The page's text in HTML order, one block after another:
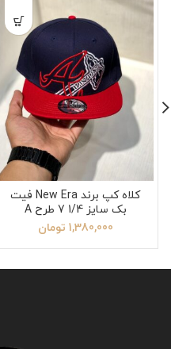
کلاه کپ برند New Era فیت
بک سایز 1/4 7 طرح A
1,380,000 تومان